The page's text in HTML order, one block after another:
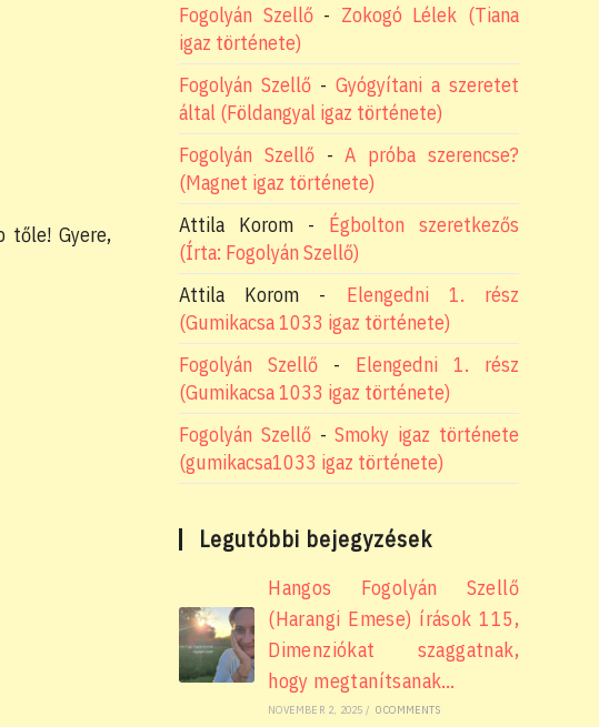
tőle! Gyere,
Fogolyán Szellő- Zokogó Lélek (Tiana
igaz története)
Fogolyán Szellő - Gyógyítani a szeretet
által (Földangyal igaz története)
Fogolyán Szellő-A próba szerencse?
(Magnet igaz története)
Attila Korom - Égbolton szeretkezős
(Írta: Fogolyán Szellő)
Attila Korom - Elengedni 1. rész
(Gumikacsa 1033 igaz története)
Fogolyán Szellő - Elengedni 1. rész
(Gumikacsa 1033 igaz története)
Fogolyán Szellő-Smoky igaz története
(gumikacsa1033 igaz története)
Legutóbbi bejegyzések
Hangos Fogolyán Szellő
(Harangi Emese) írások 115,
Dimenziókat szaggatnak,
hogy megtanítsanak…
NOVEMBER 2, 2025 / 0 COMMENTS